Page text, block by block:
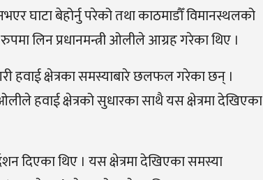
घाटा बेहोर्नु परेको तथा काठमाडौँ विमानस्थलको
लिन प्रधानमन्त्री ओलीले आग्रह गरेका थिए ।
हवाई क्षेत्रका समस्याबारे छलफल गरेका छन् ।
ओलीले हवाई क्षेत्रको सुधारका साथै यस क्षेत्रमा देखिएका
दिएका थिए । यस क्षेत्रमा देखिएका समस्या